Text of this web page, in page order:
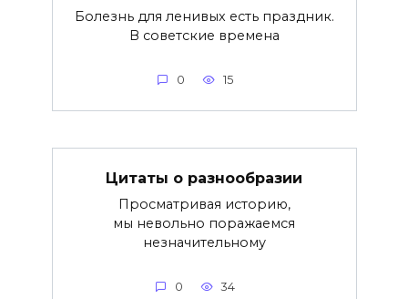
Болезнь для ленивых есть праздник.
В советские времена
0 15
Цитаты о разнообразии
Просматривая историю,
мы невольно поражаемся
незначительному
0 34